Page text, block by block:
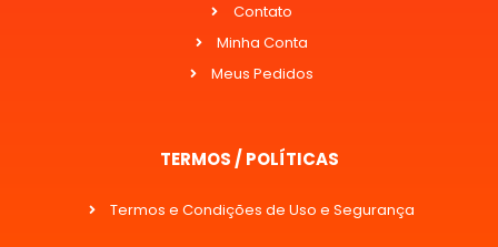
Contato
Minha Conta
Meus Pedidos
TERMOS / POLÍTICAS
Termos e Condições de Uso e Segurança